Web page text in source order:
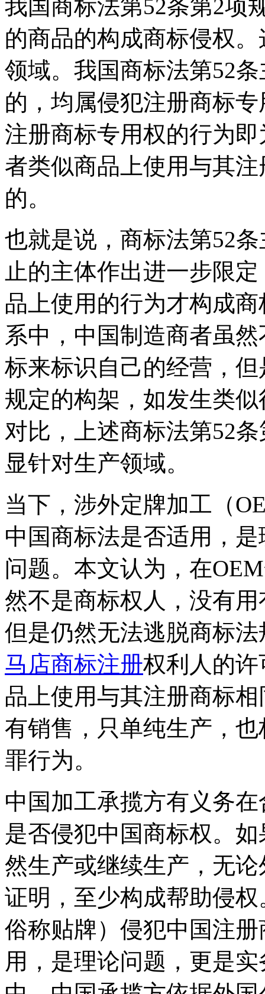
我国商标法第52条第2项
的商品的构成商标侵权
领域。我国商标法第52
的，均属侵犯注册商标
注册商标专用权的行为
者类似商品上使用与其
的。
也就是说，商标法第52
止的主体作出进一步限
品上使用的行为才构成
系中，中国制造商者虽
标来标识自己的经营，
规定的构架，如发生类
对比，上述商标法第52
显针对生产领域。
当下，涉外定牌加工（
中国商标法是否适用，
问题。本文认为，在
然不是商标权人，没有
但是仍然无法逃脱商标
马店商标注册权利人的
品上使用与其注册商标
有销售，只单纯生产，
罪行为。
中国加工承揽方有义务
是否侵犯中国商标权。
然生产或继续生产，无
证明，至少构成帮助侵
俗称贴牌）侵犯中国注
用，是理论问题，更是